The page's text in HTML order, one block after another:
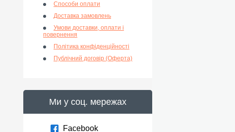
Способи оплати
Доставка замовлень
Умови доставки, оплати і
повернення
Політика конфіденційності
Публічний договір (Оферта)
Ми у соц. мережах
Facebook